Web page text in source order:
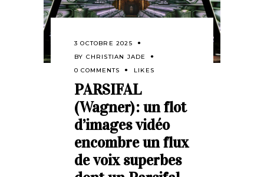
3 OCTOBRE 2025
BY CHRISTIAN JADE
0 COMMENTS
LIKES
PARSIFAL
(Wagner) : un flot
d’images vidéo
encombre un flux
de voix superbes